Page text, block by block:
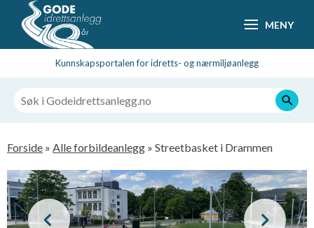
hovedsideinnhold
MENY
Kunnskapsportalen for idretts- og nærmiljøanlegg
Navigasjonssti
Forside Alle forbildeanlegg Streetbasket i Drammen